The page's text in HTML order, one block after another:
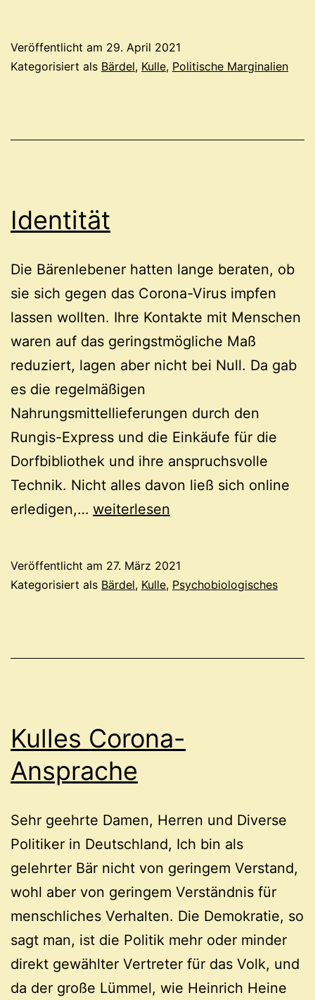
Veröffentlicht am 29. April 2021
Kategorisiert als Bärdel, Kulle, Politische Marginalien
Identität
Die Bärenlebener hatten lange beraten, ob
sie sich gegen das Corona-Virus impfen
lassen wollten. Ihre Kontakte mit Menschen
waren auf das geringstmögliche Maß
reduziert, lagen aber nicht bei Null. Da gab
es die regelmäßigen
Nahrungsmittellieferungen durch den
Rungis-Express und die Einkäufe für die
Dorfbibliothek und ihre anspruchsvolle
Technik. Nicht alles davon ließ sich online
erledigen,… Identität
weiterlesen
Veröffentlicht am 27. März 2021
Kategorisiert als Bärdel, Kulle, Psychobiologisches
Kulles Corona-
Ansprache
Sehr geehrte Damen, Herren und Diverse
Politiker in Deutschland, Ich bin als
gelehrter Bär nicht von geringem Verstand,
wohl aber von geringem Verständnis für
menschliches Verhalten. Die Demokratie, so
sagt man, ist die Politik mehr oder minder
direkt gewählter Vertreter für das Volk, und
da der große Lümmel, wie Heinrich Heine